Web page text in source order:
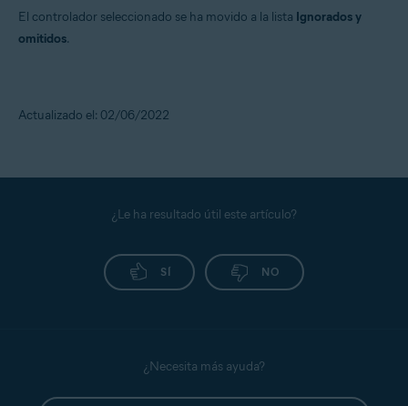
El controlador seleccionado se ha movido a la lista Ignorados y
omitidos.
Actualizado el: 02/06/2022
¿Le ha resultado útil este artículo?
SÍ NO
¿Necesita más ayuda?